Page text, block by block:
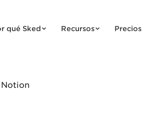
qué Sked Recursos Precios